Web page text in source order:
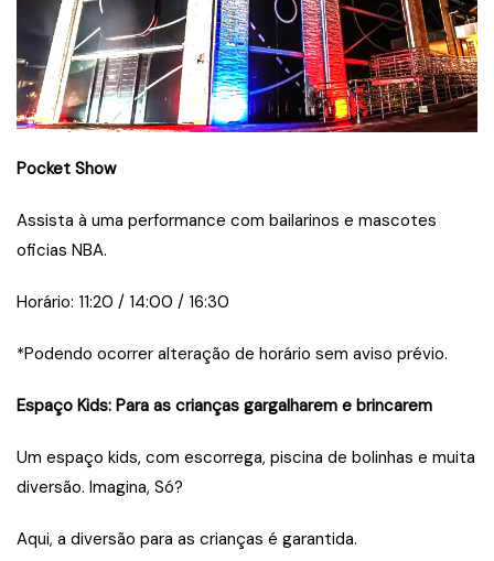
Pocket Show
Assista à uma performance com bailarinos e mascotes
oficias NBA.
Horário: 11:20 / 14:00 / 16:30
*Podendo ocorrer alteração de horário sem aviso prévio.
Espaço Kids: Para as crianças gargalharem e brincarem
​Um espaço kids, com escorrega, piscina de bolinhas e muita
diversão. Imagina, Só?
Aqui, a diversão para as crianças é garantida.​